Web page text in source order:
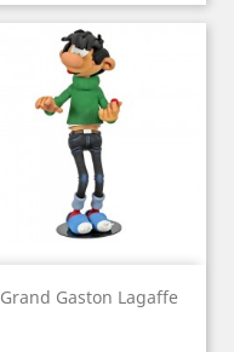
Grand Gaston Lagaffe